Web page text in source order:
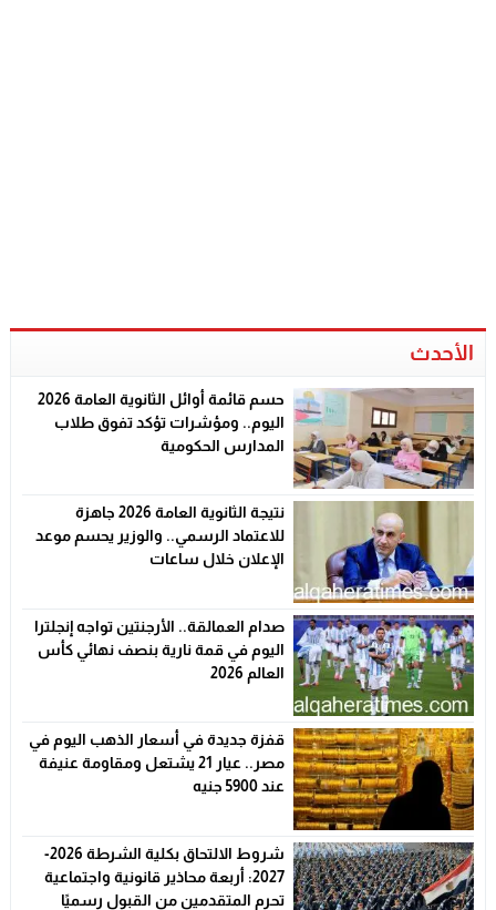
الأحدث
حسم قائمة أوائل الثانوية العامة 2026
اليوم.. ومؤشرات تؤكد تفوق طلاب
المدارس الحكومية
نتيجة الثانوية العامة 2026 جاهزة
للاعتماد الرسمي.. والوزير يحسم موعد
الإعلان خلال ساعات
صدام العمالقة.. الأرجنتين تواجه إنجلترا
اليوم في قمة نارية بنصف نهائي كأس
العالم 2026
قفزة جديدة في أسعار الذهب اليوم في
مصر.. عيار 21 يشتعل ومقاومة عنيفة
عند 5900 جنيه
شروط الالتحاق بكلية الشرطة 2026-
2027: أربعة محاذير قانونية واجتماعية
تحرم المتقدمين من القبول رسميًا